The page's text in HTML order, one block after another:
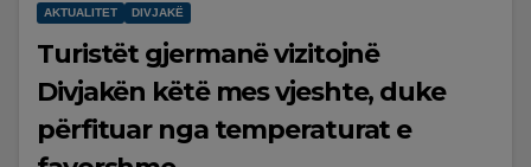
AKTUALITET DIVJAKË
Turistët gjermanë vizitojnë
Divjakën këtë mes vjeshte, duke
përfituar nga temperaturat e